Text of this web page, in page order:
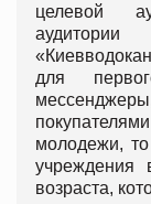
целевой
аудитории
для
молодежи,
учреждения
возраста,